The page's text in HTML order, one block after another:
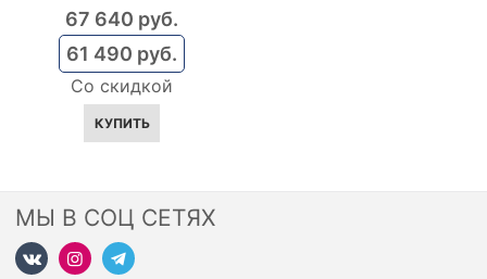
61 490 руб.
Со скидкой
67 640 руб.
КУПИТЬ
МЫ В СОЦ СЕТЯХ